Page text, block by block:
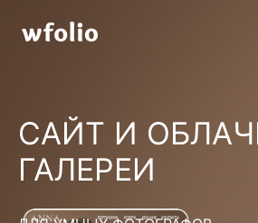
САЙТ И
ГАЛЕРЕИ